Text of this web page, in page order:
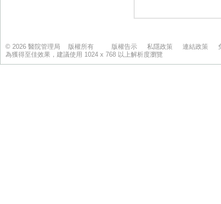
© 2026 醫院管理局 版權所有 版權告示 私隱政策 連結政策
為獲得至佳效果，建議使用 1024 x 768 以上解析度瀏覽